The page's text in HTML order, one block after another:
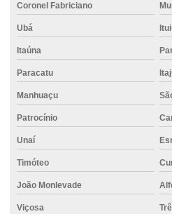
Cimento direto do fornecedor
Cimento distribuidora
Cimento em divinopolis
Cimento ensacado para lajes
Cimento estrutural
Cimento para fundações e estruturas de
Cimento mais barato
Cimento mizu
Coronel Fabriciano
Ubá
Itaúna
Paracatu
Manhuaçu
Patrocínio
Unaí
Timóteo
João Monlevade
Viçosa